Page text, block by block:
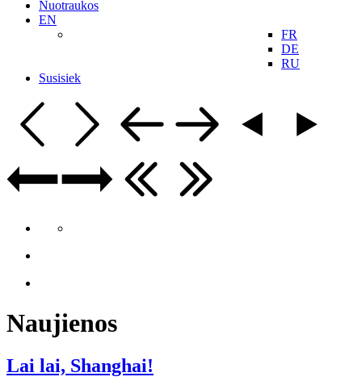
Nuotraukos
EN
FR
DE
RU
Susisiek
Naujienos
Lai lai, Shanghai!